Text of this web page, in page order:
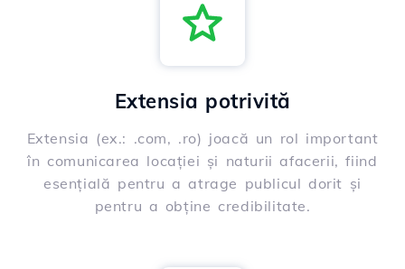
Extensia potrivită
Extensia (ex.: .com, .ro) joacă un rol important
în comunicarea locației și naturii afacerii, fiind
esențială pentru a atrage publicul dorit și
pentru a obține credibilitate.